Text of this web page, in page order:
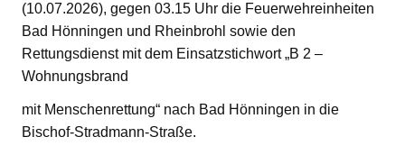
(10.07.2026), gegen 03.15 Uhr die Feuerwehreinheiten
Bad Hönningen und Rheinbrohl sowie den
Rettungsdienst mit dem Einsatzstichwort „B 2 –
Wohnungsbrand
mit Menschenrettung“ nach Bad Hönningen in die
Bischof-Stradmann-Straße.